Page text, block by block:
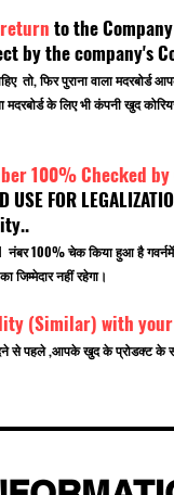
to the Company
by the company's
तो, फिर पुराना वाला
मदरबोर्ड के लिए भी कंपनी
100% Checked by
USE FOR
नंबर 100% चेक किया हुआ है
नहीं रहेगा।
(Similar) with your
से पहले ,आपके खुद के प्रोडक्ट